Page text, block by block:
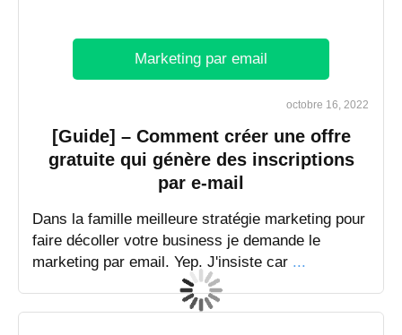
Marketing par email
octobre 16, 2022
[Guide] – Comment créer une offre
gratuite qui génère des inscriptions
par e-mail
Dans la famille meilleure stratégie marketing pour
faire décoller votre business je demande le
marketing par email. Yep. J'insiste car ...